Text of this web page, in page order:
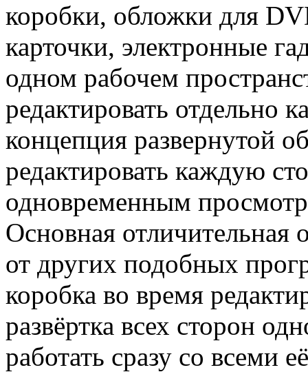
коробки, обложки для
карточки, электронные
одном рабочем
редактировать отдельно
концепция развернутой
редактировать каждую
одновременным
Основная отличительная
от других подобных
коробка во время
развёртка всех сторон
работать сразу со всеми